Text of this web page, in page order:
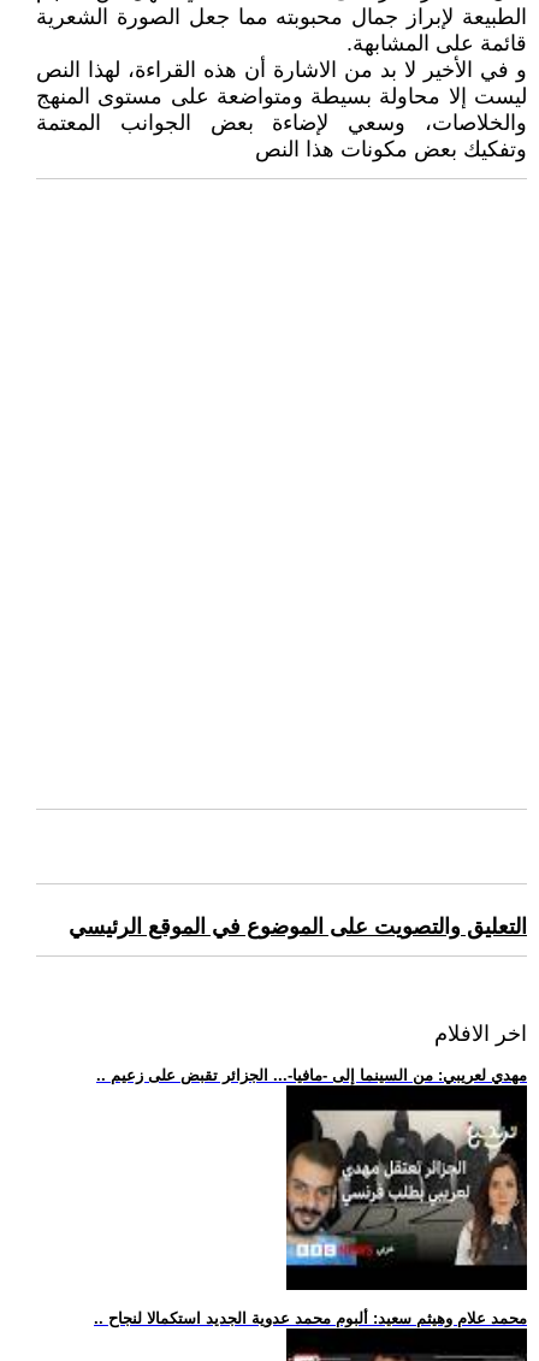
الطبيعة لإبراز جمال محبوبته مما جعل الصورة الشعرية
قائمة على المشابهة.
و في الأخير لا بد من الاشارة أن هذه القراءة، لهذا النص
ليست إلا محاولة بسيطة ومتواضعة على مستوى المنهج
والخلاصات، وسعي لإضاءة بعض الجوانب المعتمة
وتفكيك بعض مكونات هذا النص
التعليق والتصويت على الموضوع في الموقع الرئيسي
اخر الافلام
.. مهدي لعريبي: من السينما إلى -مافيا-... الجزائر تقبض على زعيم
.. محمد علام وهيثم سعيد: ألبوم محمد عدوية الجديد استكمالا لنجاح